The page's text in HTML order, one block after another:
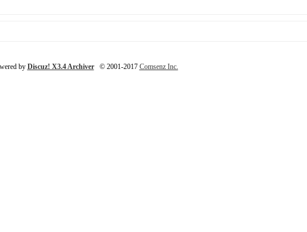
by Discuz! X3.4 Archiver© 2001-2017 Comsenz Inc.